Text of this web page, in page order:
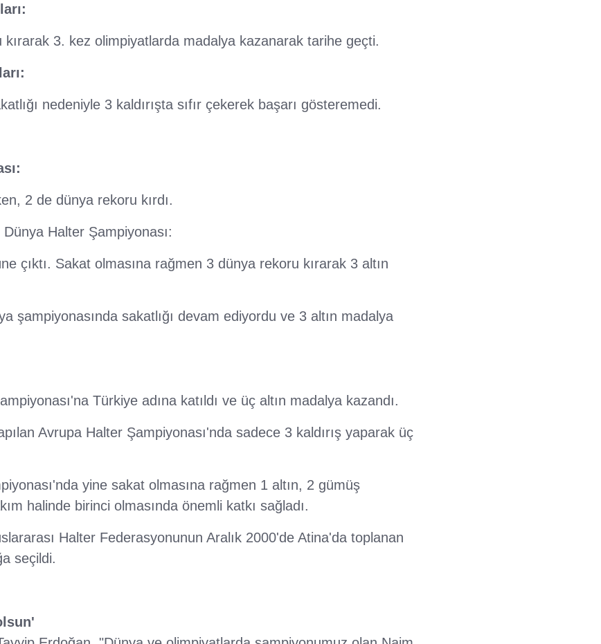
3. kez olimpiyatlarda madalya kazanarak tarihe geçti.
nedeniyle 3 kaldırışta sıfır çekerek başarı gösteremedi.
2 de dünya rekoru kırdı.
Halter Şampiyonası:
çıktı. Sakat olmasına rağmen 3 dünya rekoru kırarak 3 altın
şampiyonasında sakatlığı devam ediyordu ve 3 altın madalya
Türkiye adına katıldı ve üç altın madalya kazandı.
Avrupa Halter Şampiyonası'nda sadece 3 kaldırış yaparak üç
yine sakat olmasına rağmen 1 altın, 2 gümüş
halinde birinci olmasında önemli katkı sağladı.
Halter Federasyonunun Aralık 2000'de Atina'da toplanan
seçildi.